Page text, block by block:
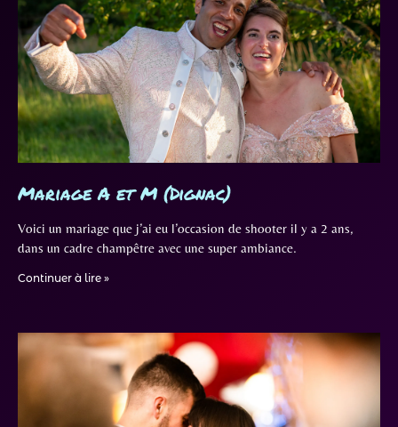
Mariage A et M (Dignac)
Voici un mariage que j’ai eu l’occasion de shooter il y a 2 ans,
dans un cadre champêtre avec une super ambiance.
Continuer à lire »